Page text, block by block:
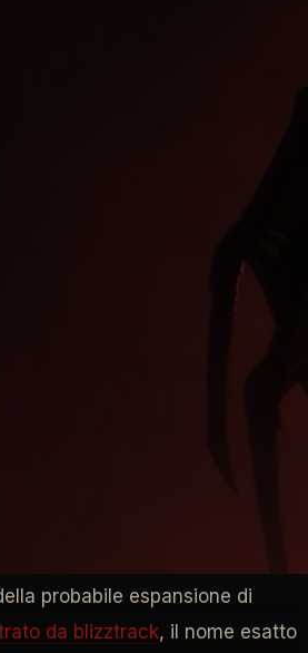
probabile espansione di
da blizztrack, il nome esatto